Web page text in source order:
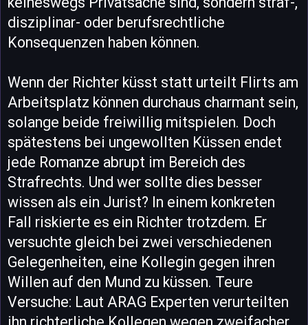
disziplinar- oder berufsrechtliche
Konsequenzen haben können.
Wenn der Richter küsst statt urteilt Flirts am
Arbeitsplatz können durchaus charmant sein,
solange beide freiwillig mitspielen. Doch
spätestens bei ungewollten Küssen endet
jede Romanze abrupt im Bereich des
Strafrechts. Und wer sollte dies besser
wissen als ein Jurist? In einem konkreten
Fall riskierte es ein Richter trotzdem. Er
versuchte gleich bei zwei verschiedenen
Gelegenheiten, eine Kollegin gegen ihren
Willen auf den Mund zu küssen. Teure
Versuche: Laut ARAG Experten verurteilten